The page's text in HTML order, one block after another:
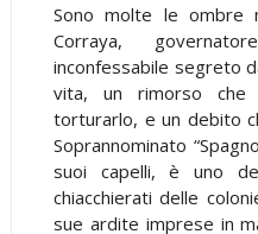
Sono molte le ombre
Corraya,
inconfessabile segreto
vita, un rimorso
torturarlo, e un debito
Soprannominato
suoi capelli, è uno
chiacchierati delle
sue ardite imprese in